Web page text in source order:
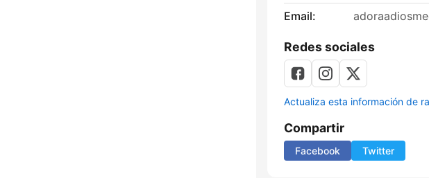
Email:
Redes sociales
Actualiza esta información de
Compartir
Facebook Twitter